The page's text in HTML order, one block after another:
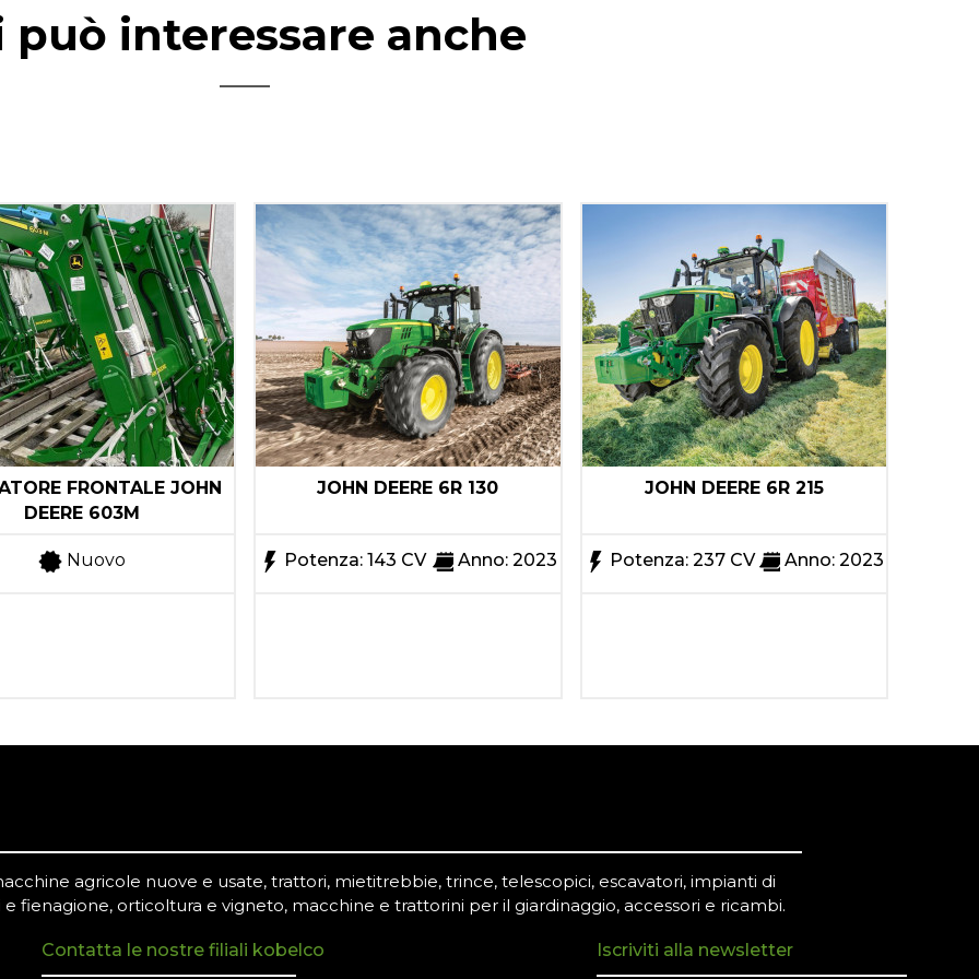
può interessare anche
FRONTALE JOHN
DEERE 603M
Nuovo
JOHN DEERE 6R 130
Potenza: 143 CV Anno: 2023
JOHN DEERE 6R 215
Potenza: 237 CV Anno: 2023
agricole nuove e usate, trattori, mietitrebbie, trince, telescopici, escavatori, impianti di
fienagione, orticoltura e vigneto, macchine e trattorini per il giardinaggio, accessori e ricambi.
Contatta le nostre filiali kobelco Iscriviti alla newsletter